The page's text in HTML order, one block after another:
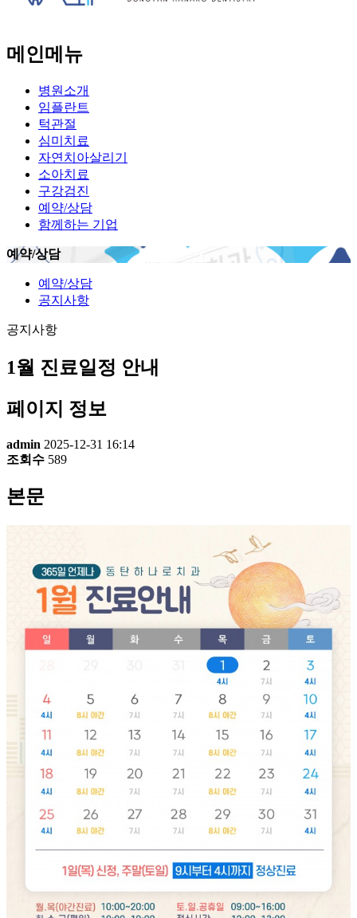
메인메뉴
병원소개
임플란트
턱관절
심미치료
자연치아살리기
소아치료
구강검진
예약/상담
함께하는 기업
예약/상담
예약/상담
공지사항
공지사항
1월 진료일정 안내
페이지 정보
admin 2025-12-31 16:14
조회수 589
본문